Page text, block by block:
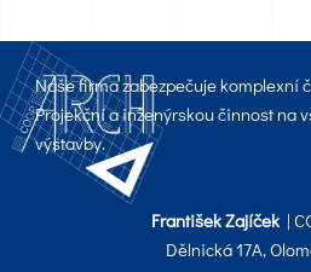
Naše firma zabezpečuje komplexní
Projekční a inženýrskou činnost na
výstavby.
František Zajíček |
Dělnická 17A,